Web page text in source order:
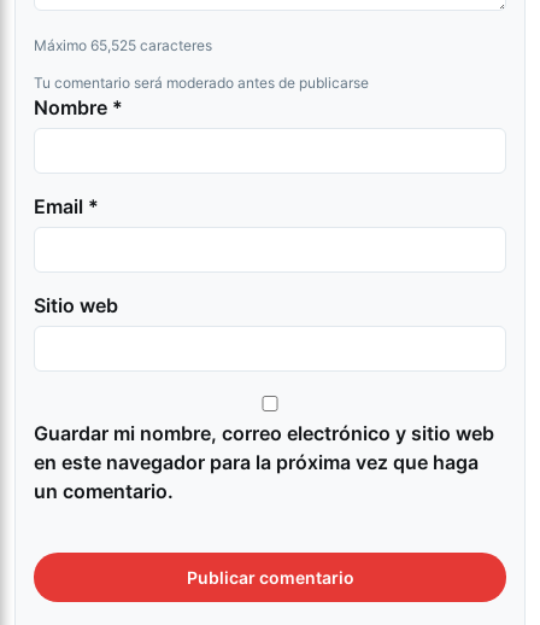
Máximo 65,525 caracteres
Tu comentario será moderado antes de publicarse
Nombre *
Email *
Sitio web
Guardar mi nombre, correo electrónico y sitio web
en este navegador para la próxima vez que haga
un comentario.